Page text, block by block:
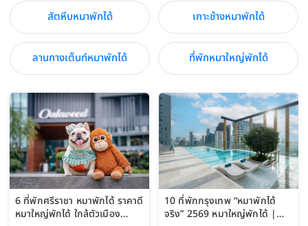
สัตหีบหมาพักได้ เกาะช้างหมาพักได้
ลานกางเต็นท์หมาพักได้ ที่พักหมาใหญ่พักได้
6 ที่พักศรีราชา หมาพักได้ ราคาดี
หมาใหญ่พักได้ ใกล้ตัวเมือง
10 ที่พักกรุงเทพ “หมาพักได้
จริง” 2569 หมาใหญ่พักได้ |